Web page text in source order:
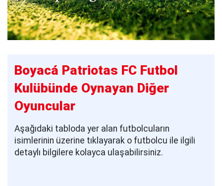
Boyacá Patriotas FC Futbol
Kulübünde Oynayan Diğer
Oyuncular
Aşağıdaki tabloda yer alan futbolcuların
isimlerinin üzerine tıklayarak o futbolcu ile ilgili
detaylı bilgilere kolayca ulaşabilirsiniz.